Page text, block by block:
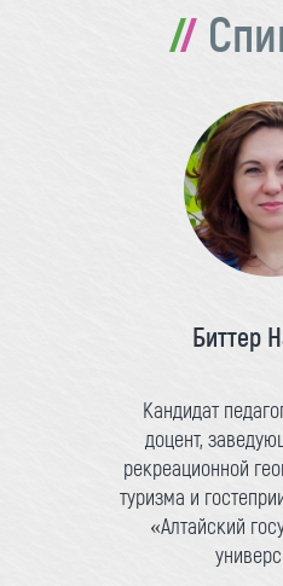
Биттер
Кандидат
доцент,
рекреационной
туризма и
«Алтайский